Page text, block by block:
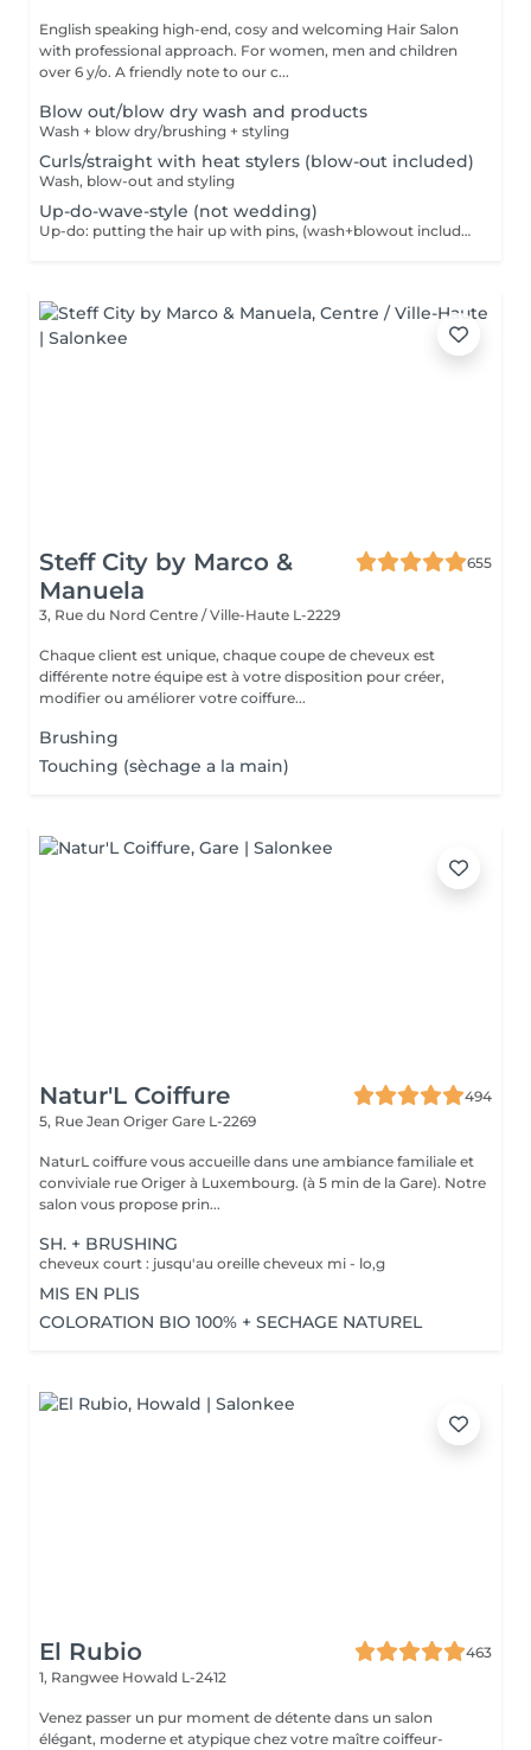
English speaking high-end, cosy and welcoming Hair Salon
with professional approach. For women, men and children
over 6 y/o. A friendly note to our c...
Blow out/blow dry wash and products
Wash + blow dry/brushing + styling
Curls/straight with heat stylers (blow-out included)
Wash, blow-out and styling
Up-do-wave-style (not wedding)
Up-do: putting the hair up with pins, (wash+blowout included)
Steff City by Marco &
Manuela
655
3, Rue du Nord Centre / Ville-Haute L-2229
Chaque client est unique, chaque coupe de cheveux est
différente notre équipe est à votre disposition pour créer,
modifier ou améliorer votre coiffure...
Brushing
Touching (sèchage a la main)
Natur'L Coiffure
494
5, Rue Jean Origer Gare L-2269
NaturL coiffure vous accueille dans une ambiance familiale et
conviviale rue Origer à Luxembourg. (à 5 min de la Gare). Notre
salon vous propose prin...
SH. + BRUSHING
cheveux court : jusqu'au oreille cheveux mi - lo,g
MIS EN PLIS
COLORATION BIO 100% + SECHAGE NATUREL
El Rubio
463
1, Rangwee Howald L-2412
Venez passer un pur moment de détente dans un salon
élégant, moderne et atypique chez votre maître coiffeur-